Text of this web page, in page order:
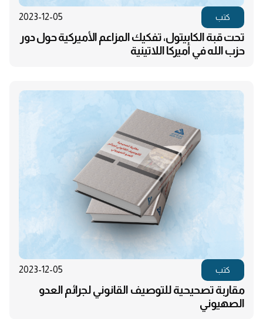
كتب 2023-12-05
تحت قبة الكابيتول، تفكيك المزاعم الأميركية حول دور
حزب الله في أميركا اللاتينية
كتب 2023-12-05
مقاربة تصحيحية للتوصيف القانوني لجرائم العدو
الصهيوني